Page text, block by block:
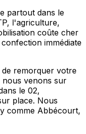
partout dans le
l'agriculture,
coûte cher
immédiate
remorquer votre
venons sur
le 02,
place. Nous
comme Abbécourt,